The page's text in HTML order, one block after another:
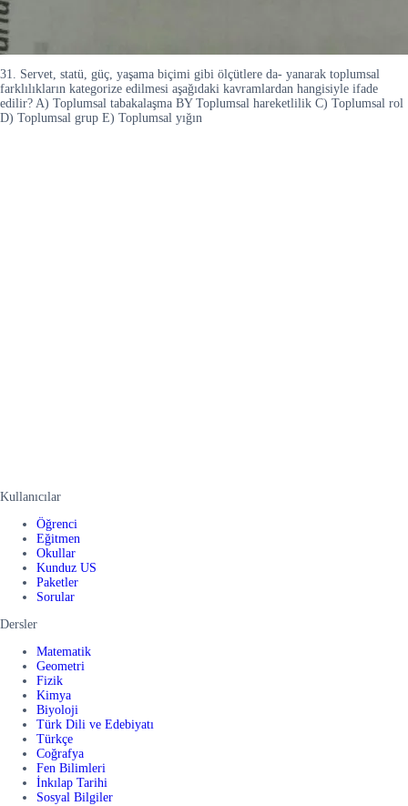
31. Servet, statü, güç, yaşama biçimi gibi ölçütlere da- yanarak toplumsal
farklılıkların kategorize edilmesi aşağıdaki kavramlardan hangisiyle ifade
edilir? A) Toplumsal tabakalaşma BY Toplumsal hareketlilik C) Toplumsal rol
D) Toplumsal grup E) Toplumsal yığın
Kullanıcılar
Öğrenci
Eğitmen
Okullar
Kunduz US
Paketler
Sorular
Dersler
Matematik
Geometri
Fizik
Kimya
Biyoloji
Türk Dili ve Edebiyatı
Türkçe
Coğrafya
Fen Bilimleri
İnkılap Tarihi
Sosyal Bilgiler